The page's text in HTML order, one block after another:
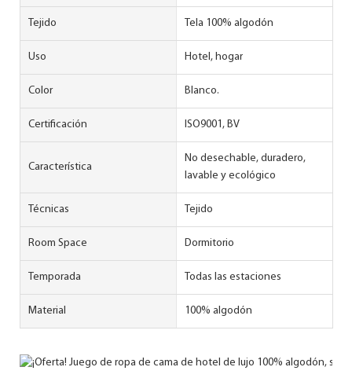
Tejido Tela 100% algodón
Uso Hotel, hogar
Color Blanco.
Certificación ISO9001, BV
Característica
No desechable, duradero,
lavable y ecológico
Técnicas Tejido
Room Space Dormitorio
Temporada Todas las estaciones
Material 100% algodón